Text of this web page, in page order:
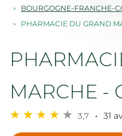
BOURGOGNE-FRANCHE-
PHARMACIE DU GRAND
MARCHE -
3,7 31